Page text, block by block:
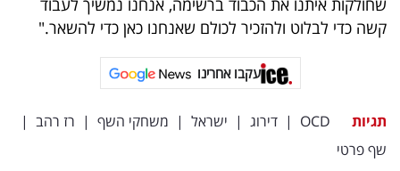
שחולקות איתנו את הכבוד ברשימה, אנחנו נמשיך לעבוד
קשה כדי לבלוט ולהזכיר לכולם שאנחנו כאן כדי להשאר."
עקבו אחרינו
תגיות OCD
| דירוג | ישראל | משחקי השף | רז רהב |
שף פרטי